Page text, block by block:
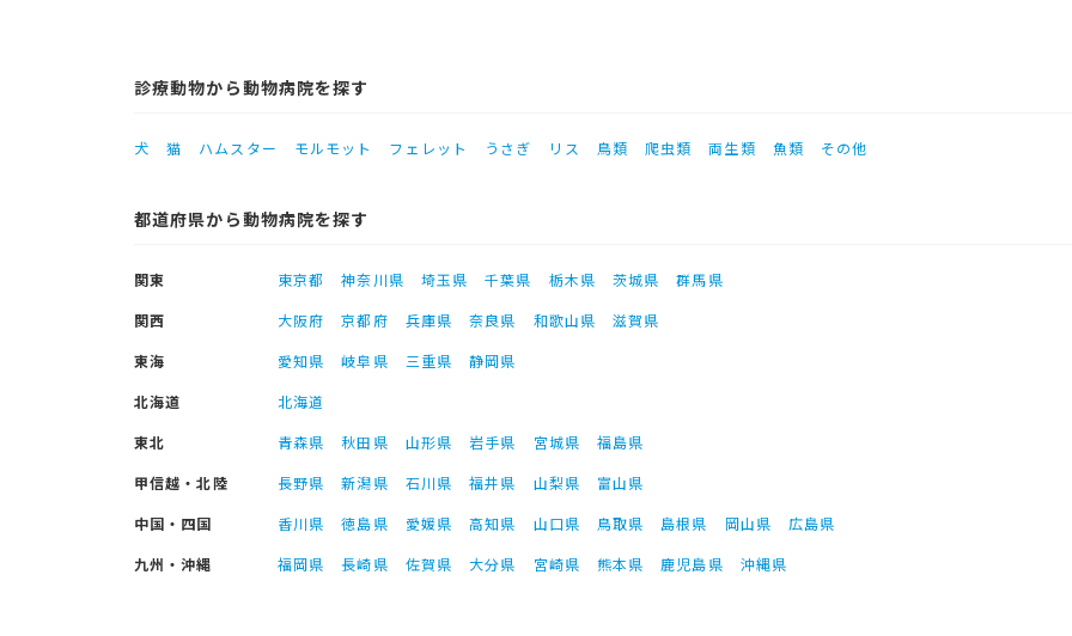
診療動物から動物病院を探す
犬 猫 ハムスター モルモット フェレット うさぎ リス 鳥類 爬虫類 両生類 魚類 その他
都道府県から動物病院を探す
関東 東京都 神奈川県 埼玉県 千葉県 栃木県 茨城県
群馬県
関西
大阪府 京都府 兵庫県 奈良県 和歌山県
滋賀県
東海
愛知県 岐阜県 三重県
静岡県
北海道
北海道
東北
青森県 秋田県 山形県 岩手県 宮城県
福島県
甲信越・北陸
長野県 新潟県 石川県 福井県 山梨県
富山県
中国・四国
香川県 徳島県 愛媛県 高知県 山口県 鳥取県 島根県 岡山県
広島県
九州・沖縄
福岡県 長崎県 佐賀県 大分県 宮崎県 熊本県 鹿児島県 沖縄県